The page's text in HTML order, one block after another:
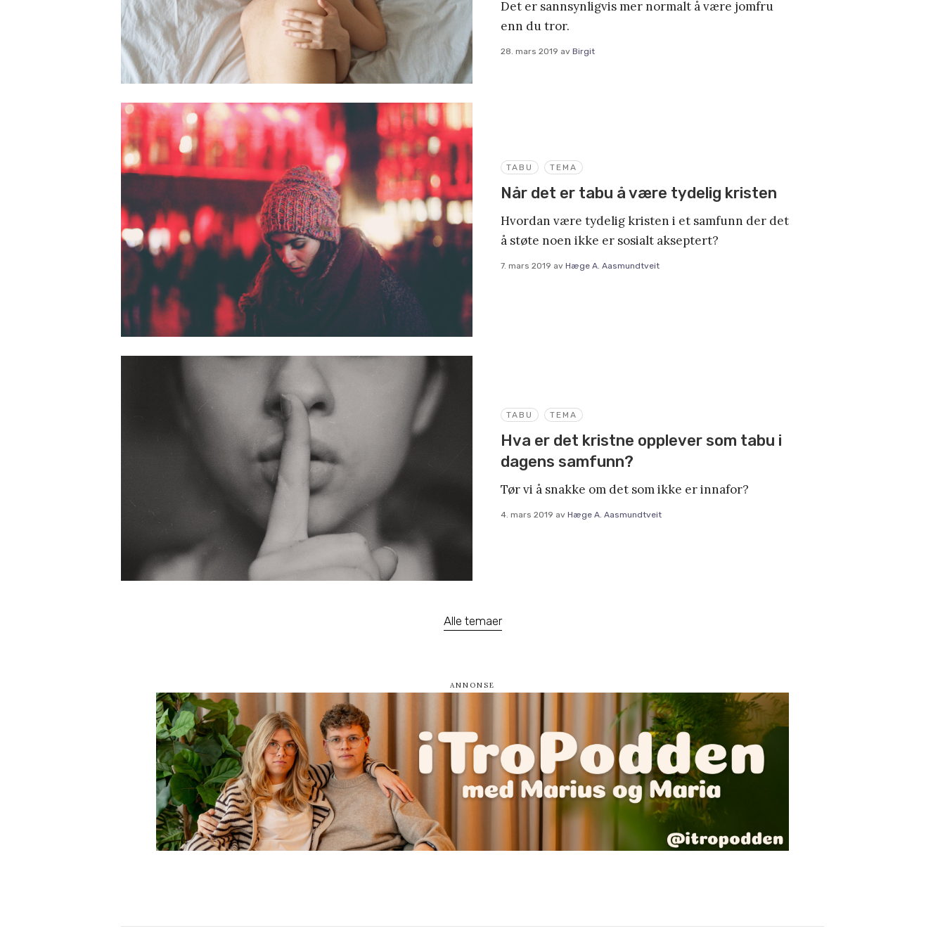
Det er sannsynligvis mer normalt å være jomfru
enn du tror.
28. mars 2019 av Birgit
TABU TEMA
Når det er tabu å være tydelig kristen
Hvordan være tydelig kristen i et samfunn der det
å støte noen ikke er sosialt akseptert?
7. mars 2019 av Hæge A. Aasmundtveit
TABU TEMA
Hva er det kristne opplever som tabu i
dagens samfunn?
Tør vi å snakke om det som ikke er innafor?
4. mars 2019 av Hæge A. Aasmundtveit
Alle temaer